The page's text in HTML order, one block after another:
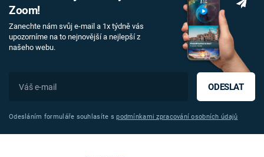
Zoom!
Zanechte nám svůj e-mail a 1x týdně vás
upozorníme na to nejnovější a nejlepší z
našeho webu.
ODESLAT
Odesláním formuláře souhlasíte spodmínkami zpracování osobních údajů